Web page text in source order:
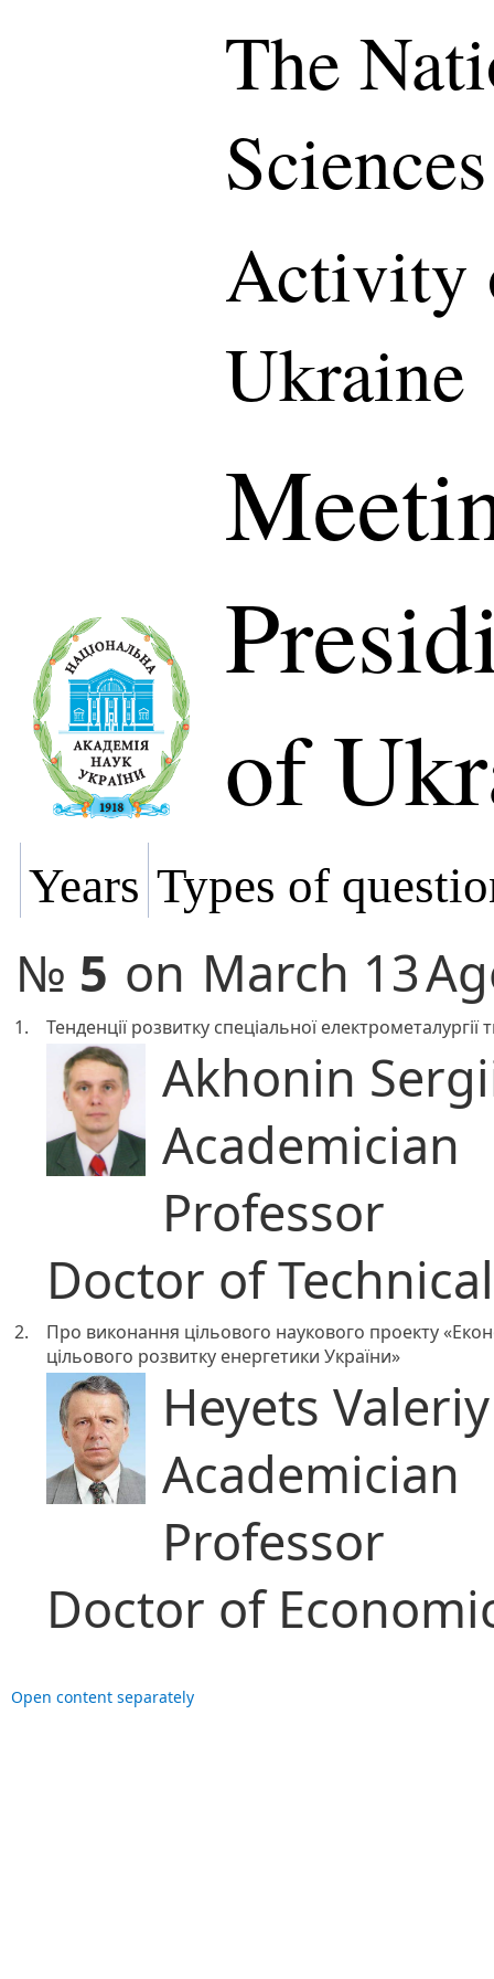
The
Activity
Ukraine
of
Years Types of
№ 5 on March 13
1. Тенденції розвитку спеціальної електрометалургії
Akhonin
Academician
Professor
Doctor of
2.
Про виконання цільового наукового проекту
цільового розвитку енергетики України»
Heyets
Academician
Professor
Doctor of
Open content separately